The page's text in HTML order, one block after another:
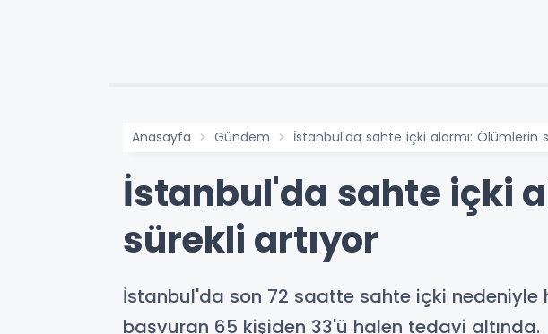
Anasayfa Gündem İstanbul'da sahte içki alarmı: Ölümlerin
İstanbul'da sahte içki
sürekli artıyor
İstanbul'da son 72 saatte sahte içki nedeniyle
başvuran 65 kişiden 33'ü halen tedavi altında.